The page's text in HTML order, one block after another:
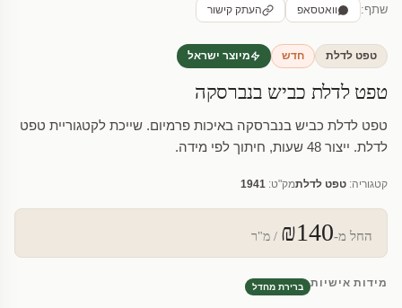
שתף: וואטסאפ העתק קישור
טפט לדלת חדש מיוצר ישראל
טפט לדלת כביש בנברסקה
טפט לדלת כביש בנברסקה באיכות פרמיום. שייכת לקטגוריית טפט
לדלת. ייצור 48 שעות, חיתוך לפי מידה.
קטגוריה: טפט לדלתמק"ט: 1941
החל מ-₪140 / מ"ר
מידות אישיות ברירת מחדל